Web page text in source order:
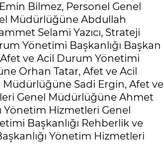
Bilmez, Personel Genel
Müdürlüğüne Abdullah
Selami Yazıcı, Strateji
Yönetimi Başkanlığı Başkan
Afet ve Acil Durum Yönetimi
Orhan Tatar, Afet ve Acil
Sadi Ergin, Afet ve
Genel Müdürlüğüne Ahmet
Yönetim Hizmetleri Genel
Başkanlığı Rehberlik ve
Yönetim Hizmetleri